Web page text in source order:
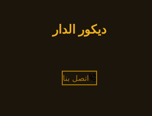
ديكور الدار
اتصل بنا